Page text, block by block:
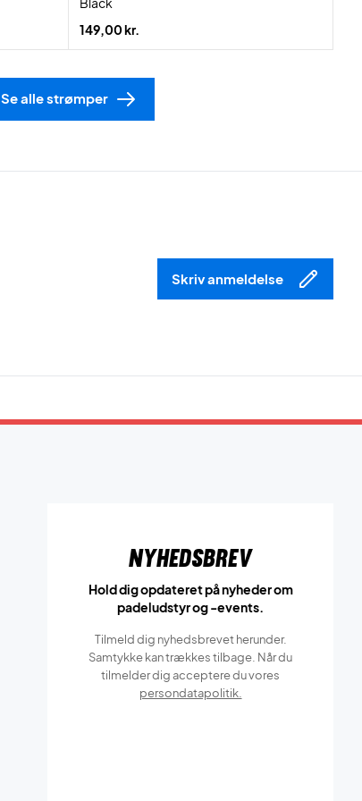
149,00 kr.
Se alle strømper
Skriv anmeldelse
Nyhedsbrev
Hold dig opdateret på nyheder om
padeludstyr og -events.
Tilmeld dig nyhedsbrevet herunder.
Samtykke kan trækkes tilbage. Når du
tilmelder dig acceptere du vores
persondatapolitik.